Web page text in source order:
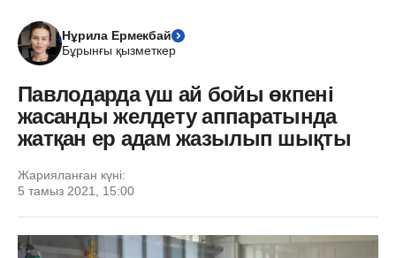
Нұрила Ермекбай
Бұрынғы қызметкер
Павлодарда үш ай бойы өкпені
жасанды желдету аппаратында
жатқан ер адам жазылып шықты
Жарияланған күні:
5 тамыз 2021, 15:00